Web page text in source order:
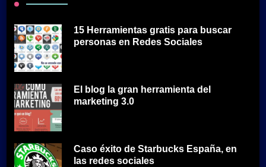
15 Herramientas gratis para buscar
personas en Redes Sociales
El blog la gran herramienta del
marketing 3.0
Caso éxito de Starbucks España, en
las redes sociales